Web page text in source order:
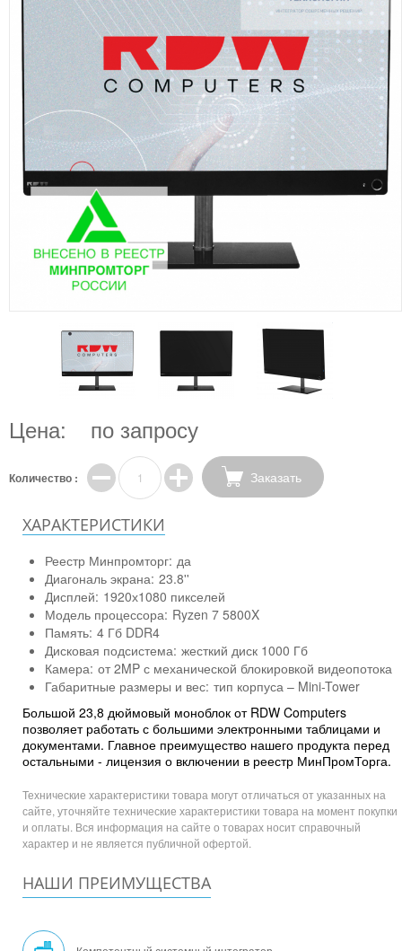
Цена: по запросу
Количество : Заказать
ХАРАКТЕРИСТИКИ
Реестр Минпромторг: да
Диагональ экрана: 23.8''
Дисплей: 1920х1080 пикселей
Модель процессора: Ryzen 7 5800X
Память: 4 Гб DDR4
Дисковая подсистема: жесткий диск 1000 Гб
Камера: от 2MP с механической блокировкой видеопотока
Габаритные размеры и вес: тип корпуса – Mini-Tower
Большой 23,8 дюймовый моноблок от RDW Computers
позволяет работать с большими электронными таблицами и
документами. Главное преимущество нашего продукта перед
остальными - лицензия о включении в реестр МинПромТорга.
Технические характеристики товара могут отличаться от указанных на
сайте, уточняйте технические характеристики товара на момент покупки
и оплаты. Вся информация на сайте о товарах носит справочный
характер и не является публичной офертой.
НАШИ ПРЕИМУЩЕСТВА